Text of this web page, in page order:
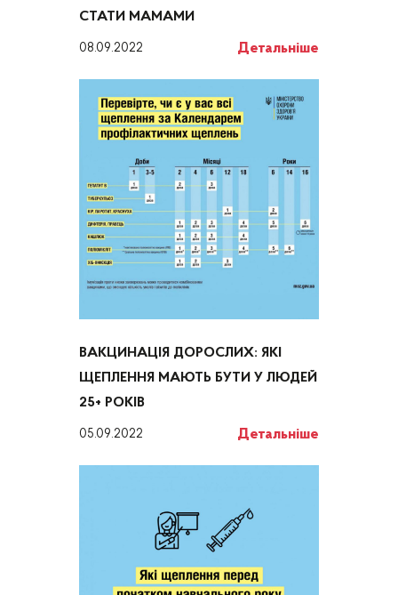
‌СТАТИ‌ ‌МАМАМИ
08.09.2022 Детальніше
ВАКЦИНАЦІЯ ДОРОСЛИХ: ЯКІ
ЩЕПЛЕННЯ МАЮТЬ БУТИ У ЛЮДЕЙ
25+ РОКІВ
05.09.2022 Детальніше